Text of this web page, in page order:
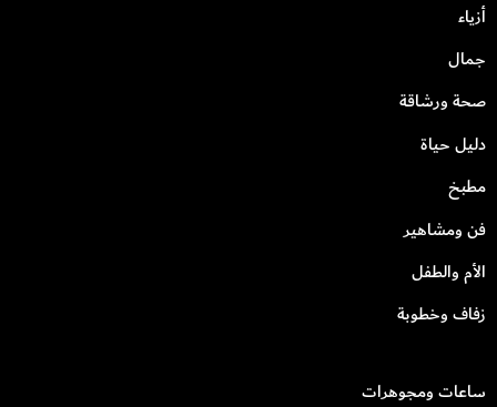
أزياء
جمال
صحة ورشاقة
دليل حياة
مطبخ
فن ومشاهير
الأم والطفل
زفاف وخطوبة
ساعات ومجوهرات